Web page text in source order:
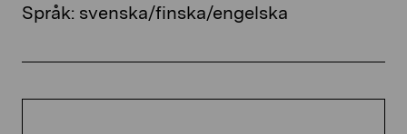
Språk: svenska/finska/engelska